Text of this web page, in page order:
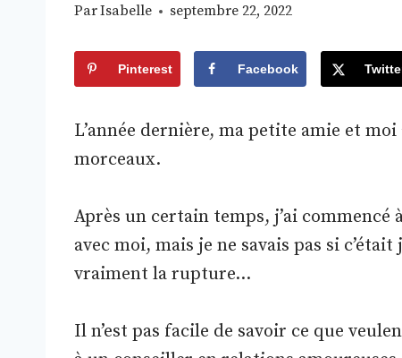
ParIsabelle septembre 22, 2022
Pinterest Facebook
L’année dernière, ma petite amie et
morceaux.
Après un certain temps, j’ai
avec moi, mais je ne savais pas si
vraiment la rupture…
Il n’est pas facile de savoir ce que